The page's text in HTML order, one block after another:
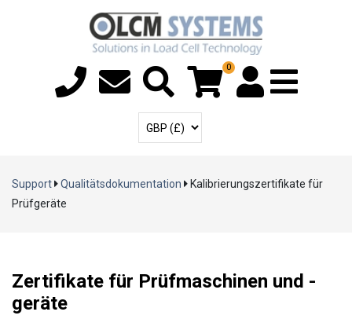
0
Benutzerkonto
Menü
Währung auswählen
Support Qualitätsdokumentation
Kalibrierungszertifikate für
Prüfgeräte
Zertifikate für Prüfmaschinen und -
geräte